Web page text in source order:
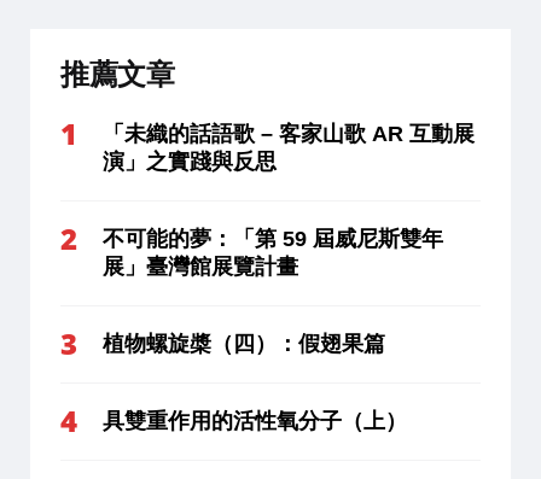
推薦文章
「未織的話語歌 – 客家山歌 AR 互動展
演」之實踐與反思
不可能的夢：「第 59 屆威尼斯雙年
展」臺灣館展覽計畫
植物螺旋槳（四）：假翅果篇
具雙重作用的活性氧分子（上）